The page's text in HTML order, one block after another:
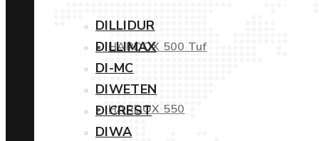
HARDOX 500 Tuf
HARDOX 550
DILLIDUR
DILLIMAX
DI-MC
DIWETEN
DICREST
DIWA